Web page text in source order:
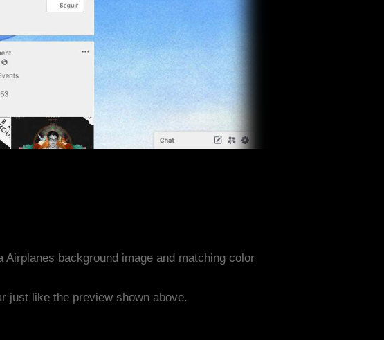
background image and matching color
just like the preview shown above.